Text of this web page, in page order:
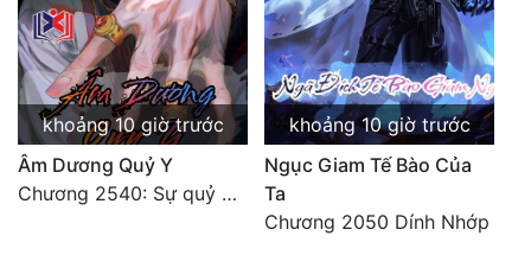
khoảng 10 giờ trước
Âm Dương Quỷ Y
Chương 2540: Sự quỷ dị của Lý Trường Phong
khoảng 10 giờ trước
Ngục Giam Tế Bào Của
Ta
Chương 2050 Dính Nhớp